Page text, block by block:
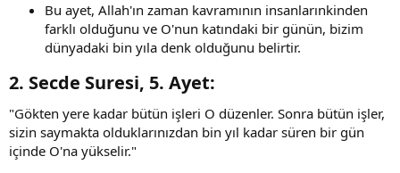
Bu ayet, Allah'ın zaman kavramının insanlarınkinden
farklı olduğunu ve O'nun katındaki bir günün, bizim
dünyadaki bin yıla denk olduğunu belirtir.
2. Secde Suresi, 5. Ayet:​
"Gökten yere kadar bütün işleri O düzenler. Sonra bütün işler,
sizin saymakta olduklarınızdan bin yıl kadar süren bir gün
içinde O'na yükselir."